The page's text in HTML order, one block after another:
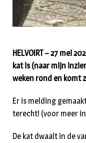
HELVOIRT – 27 mei
kat is (naar mijn
weken rond en komt
Er is melding
terecht! (voor meer
De kat dwaalt in de